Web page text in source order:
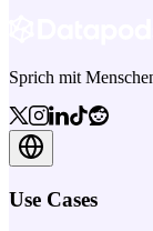
Sprich mit
Use Cases